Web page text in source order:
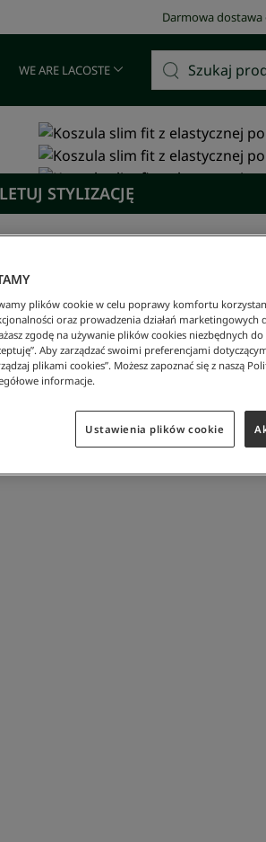
Darmowa dostawa
WE ARE LACOSTE
STYLIZACJĘ
plików cookie w celu poprawy komfortu
oraz prowadzenia działań marketingowych
zgodę na używanie plików cookies niezbędnych
Aby zarządzać swoimi preferencjami
plikami cookies”. Możesz zapoznać się z naszą
informacje.
Ustawienia plików cookie